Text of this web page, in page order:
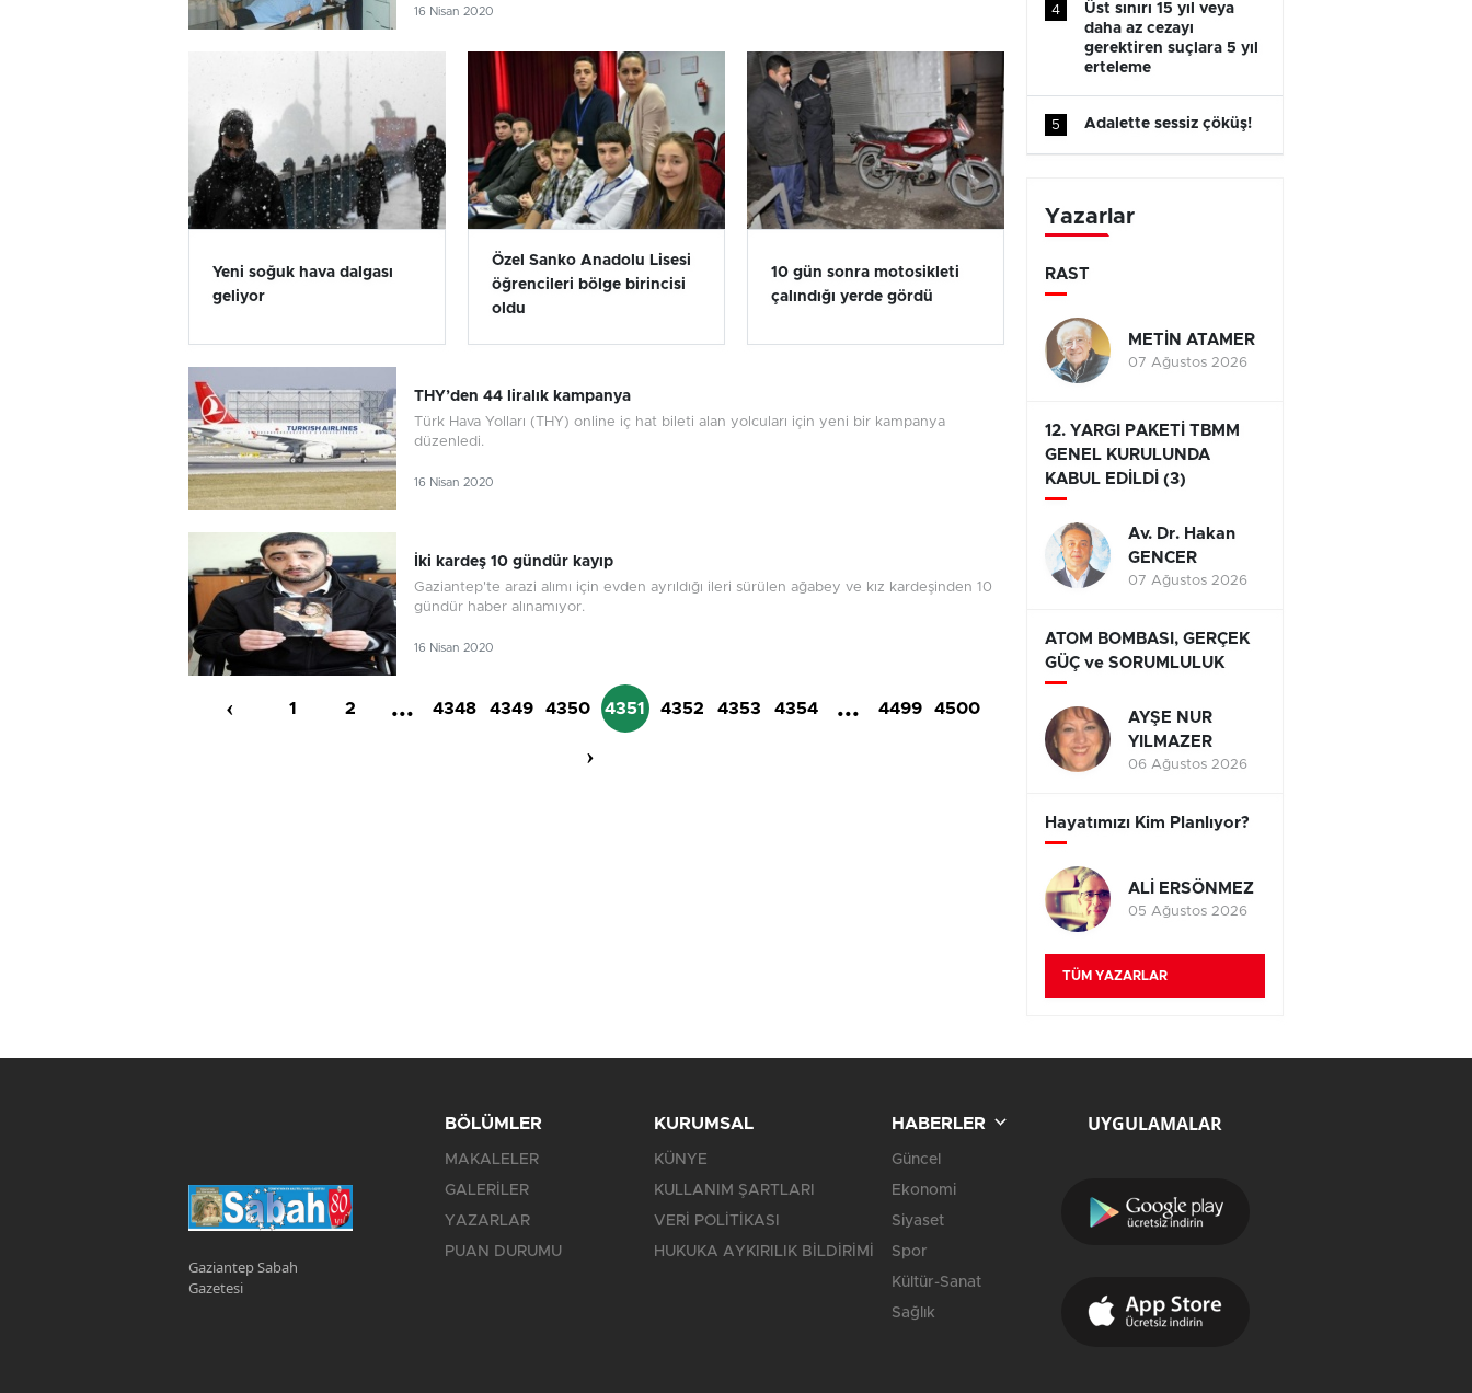
16 Nisan 2020
Yeni soğuk hava dalgası
geliyor
Özel Sanko Anadolu Lisesi
öğrencileri bölge birincisi
oldu
10 gün sonra motosikleti
çalındığı yerde gördü
THY’den 44 liralık kampanya
Türk Hava Yolları (THY) online iç hat bileti alan yolcuları için yeni bir kampanya
düzenledi.
16 Nisan 2020
İki kardeş 10 gündür kayıp
Gaziantep'te arazi alımı için evden ayrıldığı ileri sürülen ağabey ve kız kardeşinden 10
gündür haber alınamıyor.
16 Nisan 2020
‹ 1 2 ... 4348 4349 4350 4351 4352 4353 4354 ... 4499 4500
›
4
Üst sınırı 15 yıl veya
daha az cezayı
gerektiren suçlara 5 yıl
erteleme
5 Adalette sessiz çöküş!
Yazarlar
RAST
METİN ATAMER
07 Ağustos 2026
12. YARGI PAKETİ TBMM
GENEL KURULUNDA
KABUL EDİLDİ (3)
Av. Dr. Hakan
GENCER
07 Ağustos 2026
ATOM BOMBASI, GERÇEK
GÜÇ ve SORUMLULUK
AYŞE NUR
YILMAZER
06 Ağustos 2026
Hayatımızı Kim Planlıyor?
ALİ ERSÖNMEZ
05 Ağustos 2026
TÜM YAZARLAR
Gaziantep Sabah
Gazetesi
BÖLÜMLER
MAKALELER
GALERİLER
YAZARLAR
PUAN DURUMU
KURUMSAL
KÜNYE
KULLANIM ŞARTLARI
VERİ POLİTİKASI
HUKUKA AYKIRILIK BİLDİRİMİ
HABERLER
Güncel
Ekonomi
Siyaset
Spor
Kültür-Sanat
Sağlık
UYGULAMALAR